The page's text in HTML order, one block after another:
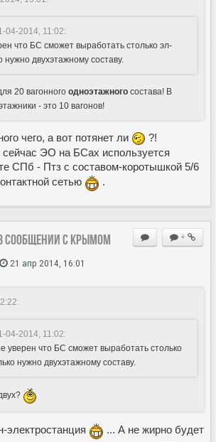
04-2014, 11:02:
что БС сможет выработать столько эл-
нужно двухэтажному составу.
20 вагонного одноэтажного состава! В
- это 10 вагонов!
чего, а вот потянет ли
?!
ЭО на БСах используется
СПб - Птз с составом-коротышкой 5/6
сетью
.
+
сообщении с Крымом
21 апр 2014, 16:01
:
04-2014, 11:02:
уверен что БС сможет выработать столько
нужно двухэтажному составу.
электростанция
... А не жирно будет